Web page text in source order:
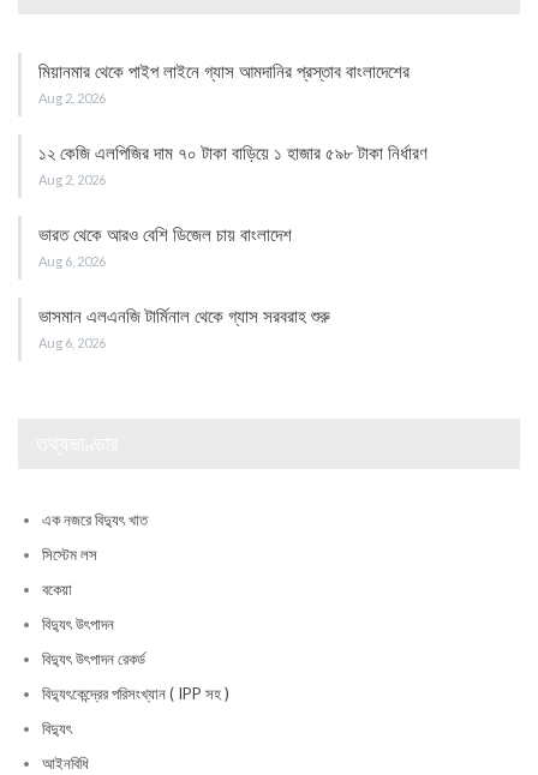
মিয়ানমার থেকে পাইপ লাইনে গ্যাস আমদানির প্রস্তাব বাংলাদেশের
Aug 2, 2026
১২ কেজি এলপিজির দাম ৭০ টাকা বাড়িয়ে ১ হাজার ৫৯৮ টাকা নির্ধারণ
Aug 2, 2026
ভারত থেকে আরও বেশি ডিজেল চায় বাংলাদেশ
Aug 6, 2026
ভাসমান এলএনজি টার্মিনাল থেকে গ্যাস সরবরাহ শুরু
Aug 6, 2026
এক নজরে বিদ্যুৎ খাত
সিস্টেম লস
বকেয়া
বিদ্যুৎ উৎপাদন
বিদ্যুৎ উৎপাদন রেকর্ড
বিদ্যুৎকেন্দ্রের পরিসংখ্যান ( IPP সহ )
বিদ্যুৎ
আইনবিধি